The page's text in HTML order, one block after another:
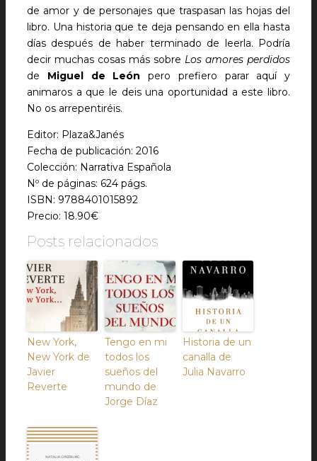
de amor y de personajes que traspasan las hojas del
libro. Una historia que te deja pensando en ella hasta
días después de haber terminado de leerla. Podría
decir muchas cosas más sobre Los amores perdidos
de Miguel de León pero prefiero parar aquí y
animaros a que le deis una oportunidad a este libro.
No os arrepentiréis.
Editor: Plaza&Janés
Fecha de publicación: 2016
Colección: Narrativa Española
Nº de páginas: 624 págs.
ISBN: 9788401015892
Precio: 18.90€
Posts relacionados
New York,
New York de
Javier
Reverte
Tengo en mi
todos los
sueños del
mundo de
Jorge Díaz
Historia de un
canalla de
Julia Navarro